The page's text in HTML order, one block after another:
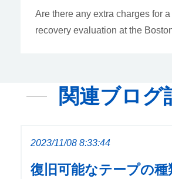
Are there any extra charges for a
recovery evaluation at the
関連ブログ
2023/11/08 8:33:44
復旧可能なテープの種